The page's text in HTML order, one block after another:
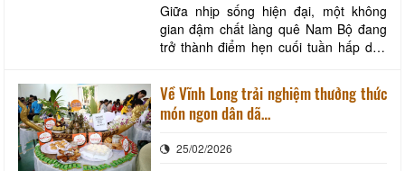
Giữa nhịp sống hiện đại, một không
gian đậm chất làng quê Nam Bộ đang
trở thành điểm hẹn cuối tuần hấp dẫn
Đó là Làng gốm Tư Buôi (tọa lạc tại số
F55, khu Minh Linh, phường Thanh
Đức, tỉnh Vĩnh Long) - nơi hội tụ trải
thuật làm gốm
Về Vĩnh Long trải nghiệm thưởng thức
món ngon dân dã…
25/02/2026